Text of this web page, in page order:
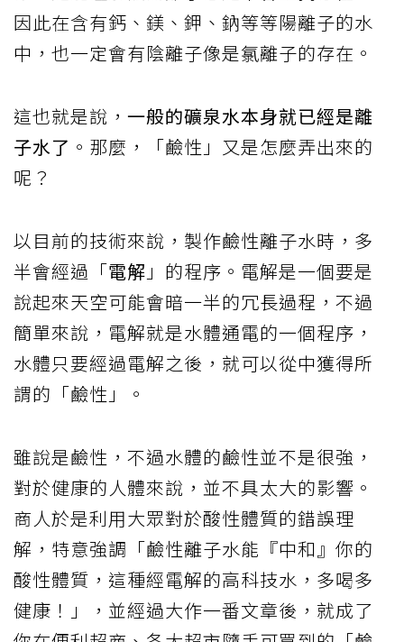
因此在含有鈣、鎂、鉀、鈉等等陽離子的水
中，也一定會有陰離子像是氯離子的存在。
這也就是說， 一般的礦泉水本身就已經是離
子水了 。那麼，「鹼性」又是怎麼弄出來的
呢？
以目前的技術來說，製作鹼性離子水時，多
半會經過「電解 」的程序。電解是一個要是
說起來天空可能會暗一半的冗長過程，不過
簡單來說，電解就是水體通電的一個程序，
水體只要經過電解之後，就可以從中獲得所
謂的「鹼性」。
雖說是鹼性，不過水體的鹼性並不是很強，
對於健康的人體來說，並不具太大的影響。
商人於是利用大眾對於酸性體質的錯誤理
解，特意強調「鹼性離子水能『中和』你的
酸性體質，這種經電解的高科技水，多喝多
健康！」，並經過大作一番文章後，就成了